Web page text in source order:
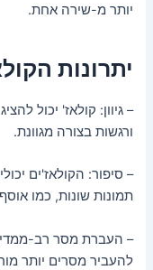
יותר מ-שירה אחת.
יתרונות
– גיוון: קולאז' יכול
ורגשות בצורה מגוונת.
– סיפור: הקולאז'ים
תמונות שונות, כמו אוסף
– העברת מסר רב-ממדי:
להעביר מסרים יותר